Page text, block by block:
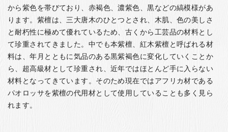
から紫色を帯びており、赤褐色、濃紫色、黒などの縞模様があ
ります。紫檀は、三大唐木のひとつとされ、木肌、色の美しさ
と耐朽性に極めて優れているため、古くから工芸品の材料とし
て珍重されてきました。中でも本紫檀、紅木紫檀と呼ばれる材
料は、年月とともに気品のある黒紫褐色に変化していくことか
ら、超高級材として珍重され、近年ではほとんど手に入らない
材料となってきています。そのため現在ではアフリカ材である
パオロッサを紫檀の代用材として使用していることも多く見ら
れます。